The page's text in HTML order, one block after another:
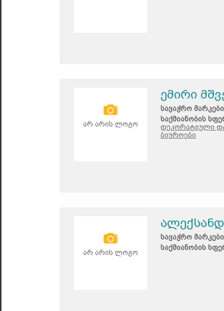
არ არის ლოგო
ემირი
სავაჭრო
საქმიანობის
დეკორატიული და
ბიუროები
არ არის ლოგო
სავაჭრო
საქმიანობის